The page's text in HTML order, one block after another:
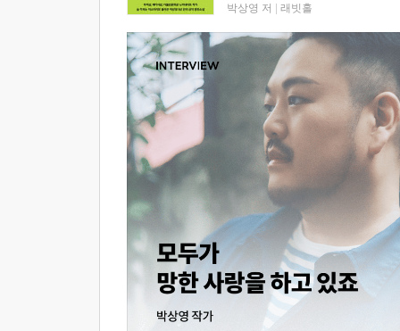
박상영 저 래빗홀